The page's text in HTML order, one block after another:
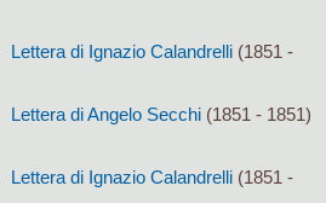
Lettera di Ignazio Calandrelli (1851 -
Lettera di Angelo Secchi (1851 - 1851)
Lettera di Ignazio Calandrelli (1851 -